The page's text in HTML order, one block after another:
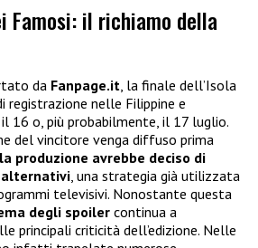
Famosi: il richiamo della
da Fanpage.it, la finale dell’Isola
registrazione nelle Filippine e
16 o, più probabilmente, il 17 luglio.
del vincitore venga diffuso prima
la produzione avrebbe deciso di
, una strategia già utilizzata
televisivi. Nonostante questa
degli spoiler continua a
principali criticità dell’edizione. Nelle